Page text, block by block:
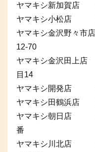
ヤマキシ新加賀店
ヤマキシ小松店 石
ヤマキシ金沢野々
12-70
ヤマキシ金沢田上
目14
ヤマキシ開発店 福
ヤマキシ田鶴浜店
ヤマキシ朝日店 福
番
ヤマキシ川北店 石